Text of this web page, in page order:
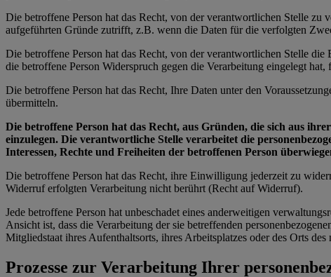
Die betroffene Person hat das Recht, von der verantwortlichen Stelle
aufgeführten Gründe zutrifft, z.B. wenn die Daten für die verfolgten
Die betroffene Person hat das Recht, von der verantwortlichen Stelle
die betroffene Person Widerspruch gegen die Verarbeitung eingelegt
Die betroffene Person hat das Recht, Ihre Daten unter den
übermitteln.
Die betroffene Person hat das Recht, aus Gründen, die sich aus
einzulegen. Die verantwortliche Stelle verarbeitet die
Interessen, Rechte und Freiheiten der betroffenen Person
Die betroffene Person hat das Recht, ihre Einwilligung jederzeit zu
Widerruf erfolgten Verarbeitung nicht berührt (Recht auf Widerruf).
Jede betroffene Person hat unbeschadet eines anderweitigen
Ansicht ist, dass die Verarbeitung der sie betreffenden
Mitgliedstaat ihres Aufenthaltsorts, ihres Arbeitsplatzes oder des Orts
Prozesse zur Verarbeitung Ihrer